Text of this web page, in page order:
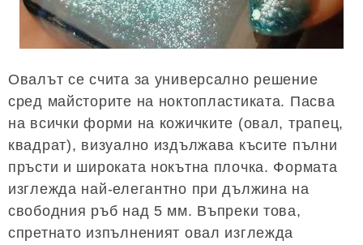
Овалът се счита за универсално решение
сред майсторите на ноктопластиката. Пасва
на всички форми на кожичките (овал, трапец,
квадрат), визуално издължава късите пълни
пръсти и широката нокътна плочка. Формата
изглежда най-елегантно при дължина на
свободния ръб над 5 мм. Въпреки това,
спретнато изпълненият овал изглежда